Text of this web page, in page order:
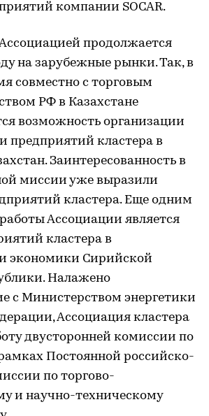
компании SOCAR.
продолжается
на зарубежные рынки. Так, в
совместно с торговым
РФ в Казахстане
возможность организации
предприятий кластера в
Заинтересованность в
миссии уже выразили
кластера. Еще одним
Ассоциации является
кластера в
экономики Сирийской
Налажено
с Министерством энергетики
Ассоциация кластера
двусторонней комиссии по
Постоянной российско-
по торгово-
и научно-техническому